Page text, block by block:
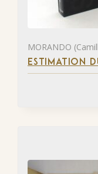
MORANDO
ESTIMATION